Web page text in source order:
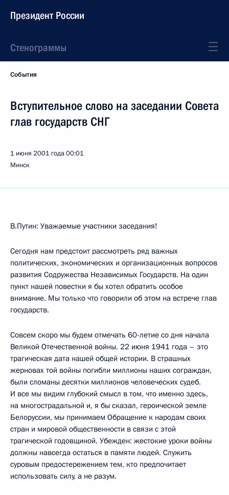
Президент России
Стенограммы
События
Вступительное слово на заседании Совета
глав государств СНГ
1 июня 2001 года00:01
Минск
В.Путин: Уважаемые участники заседания!
Сегодня нам предстоит рассмотреть ряд важных
политических, экономических и организационных вопросов
развития Содружества Независимых Государств. На один
пункт нашей повестки я бы хотел обратить особое
внимание. Мы только что говорили об этом на встрече глав
государств.
Совсем скоро мы будем отмечать 60-летие со дня начала
Великой Отечественной войны. 22 июня 1941 года – это
трагическая дата нашей общей истории. В страшных
жерновах той войны погибли миллионы наших сограждан,
были сломаны десятки миллионов человеческих судеб.
И все мы видим глубокий смысл в том, что именно здесь,
на многострадальной и, я бы сказал, героической земле
Белоруссии, мы принимаем Обращение к народам своих
стран и мировой общественности в связи с этой
трагической годовщиной. Убежден: жестокие уроки войны
должны навсегда остаться в памяти людей. Служить
суровым предостережением тем, кто предпочитает
использовать силу, а не разум.